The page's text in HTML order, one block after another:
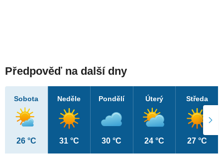
Předpověď na další dny
Sobota
26 °C
Neděle
31 °C
Pondělí
30 °C
Úterý
24 °C
Středa
27 °C